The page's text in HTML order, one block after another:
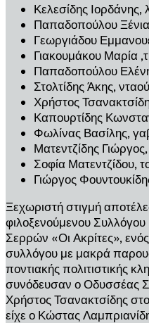
Κελεσίδης Ιορδάνης,
Παπαδοπούλου
Γεωργιάδου
Γιακουμάκου Μαρία
Παπαδοπούλου
Στολτίδης Άκης,
Χρήστος
Καπουρτίδης
Φωλίνας Βασίλης,
Ματεντζίδης
Σοφία Ματεντζίδου,
Γιώργος
Ξεχωριστή στιγμή
φιλοξενούμενου
Σερρών «Οι Ακρίτες», ενός
συλλόγου με μακρά
ποντιακής πολιτιστικής
συνόδευσαν ο Οδυσσέας
Χρήστος Τσανακτσίδης
είχε ο Κώστας